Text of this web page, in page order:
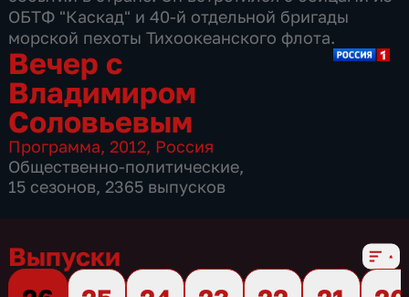
ОБТФ "Каскад" и 40-й отдельной бригады
морской пехоты Тихоокеанского флота.
Вечер с
Владимиром
Соловьевым
Программа,2012, Россия
Общественно-политические,
15 сезонов, 2365 выпусков
Выпуски